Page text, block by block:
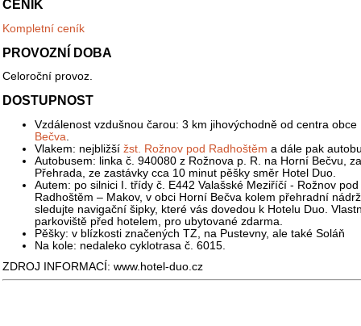
CENÍK
Kompletní ceník
PROVOZNÍ DOBA
Celoroční provoz.
DOSTUPNOST
Vzdálenost vzdušnou čarou: 3 km jihovýchodně od centra obce
Bečva.
Vlakem: nejbližší žst. Rožnov pod Radhoštěm a dále pak
Autobusem: linka č. 940080 z Rožnova p. R. na Horní Bečvu,
Přehrada, ze zastávky cca 10 minut pěšky směr Hotel Duo.
Autem: po silnici I. třídy č. E442 Valašské Meziříčí - Rožnov pod
Radhoštěm – Makov, v obci Horní Bečva kolem přehradní
sledujte navigační šipky, které vás dovedou k Hotelu Duo.
parkoviště před hotelem, pro ubytované zdarma.
Pěšky: v blízkosti značených TZ, na Pustevny, ale také Soláň
Na kole: nedaleko cyklotrasa č. 6015.
ZDROJ INFORMACÍ: www.hotel-duo.cz